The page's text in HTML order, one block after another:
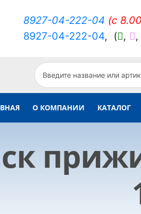
8927-04-222-04 (c
8927-04-222-04, ( , ,
О КОМПАНИИ КАТАЛОГ